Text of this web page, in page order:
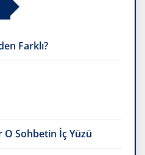
Farklı?
Sohbetin İç Yüzü